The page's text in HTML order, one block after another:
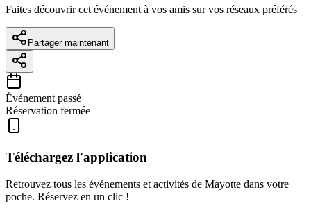
Faites découvrir cet événement à vos amis sur vos réseaux préférés
Partager maintenant
Événement passé
Réservation fermée
Téléchargez l'application
Retrouvez tous les événements et activités de Mayotte dans votre
poche. Réservez en un clic !